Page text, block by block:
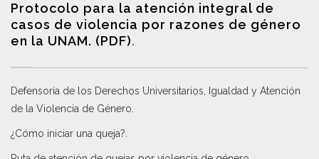
Protocolo para la atención integral de
casos de violencia por razones de género
en la UNAM. (PDF).
Defensoría de los Derechos Universitarios, Igualdad y Atención
de la Violencia de Género
¿Cómo iniciar una queja?